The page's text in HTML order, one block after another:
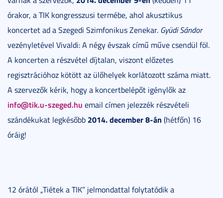
órakor, a TIK kongresszusi termébe, ahol akusztikus
koncertet ad a Szegedi Szimfonikus Zenekar. Gyüdi Sándor
vezényletével Vivaldi: A négy évszak című műve csendül föl.
A koncerten a részvétel díjtalan, viszont előzetes
regisztrációhoz kötött az ülőhelyek korlátozott száma miatt.
A szervezők kérik, hogy a koncertbelépőt igénylők az
info@tik.u-szeged.hu email címen jelezzék részvételi
szándékukat legkésőbb 2014. december 8-án (hétfőn) 16
óráig!
12 órától „Tiétek a TIK” jelmondattal folytatódik a